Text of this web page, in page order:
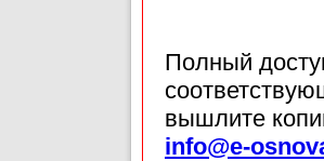
Полный
вышлите
info@e-